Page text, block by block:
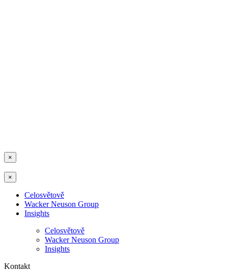
×
×
Celosvětově
Wacker Neuson Group
Insights
Celosvětově
Wacker Neuson Group
Insights
Kontakt